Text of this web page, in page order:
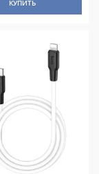
КУПИТЬ